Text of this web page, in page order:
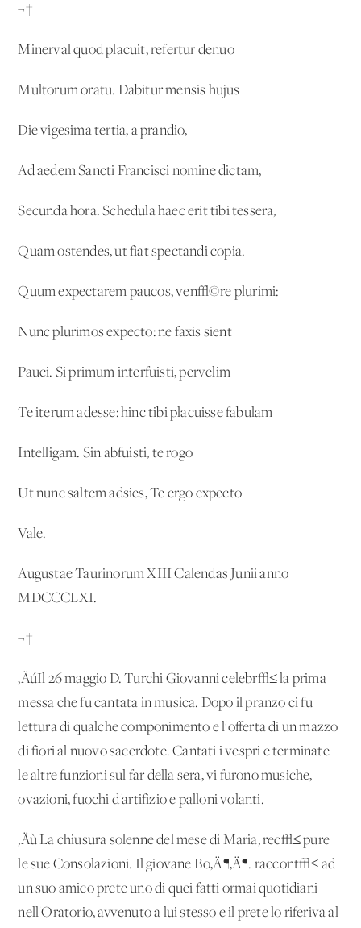
¬†
Minerval quod placuit, refertur denuo
Multorum oratu. Dabitur mensis hujus
Die vigesima tertia, a prandio,
Ad aedem Sancti Francisci nomine dictam,
Secunda hora. Schedula haec erit tibi tessera,
Quam ostendes, ut fiat spectandi copia.
Quum expectarem paucos, ven√©re plurimi:
Nunc plurimos expecto: ne faxis sient
Pauci. Si primum interfuisti, pervelim
Te iterum adesse: hinc tibi placuisse fabulam
Intelligam. Sin abfuisti, te rogo
Ut nunc saltem adsies, Te ergo expecto
Vale.
Augustae Taurinorum XIII Calendas Junii anno
MDCCCLXI.
¬†
‚ÄúIl 26 maggio D. Turchi Giovanni celebr√≤ la prima
messa che fu cantata in musica. Dopo il pranzo ci fu
lettura di qualche componimento e l'offerta di un mazzo
di fiori al nuovo sacerdote. Cantati i vespri e terminate
le altre funzioni sul far della sera, vi furono musiche,
ovazioni, fuochi d'artifizio e palloni volanti.
‚Äù La chiusura solenne del mese di Maria, rec√≤ pure
le sue Consolazioni. Il giovane Bo‚Ä¶‚Ä¶. raccont√≤ ad
un suo amico prete uno di quei fatti ormai quotidiani
nell'Oratorio, avvenuto a lui stesso e il prete lo riferiva al